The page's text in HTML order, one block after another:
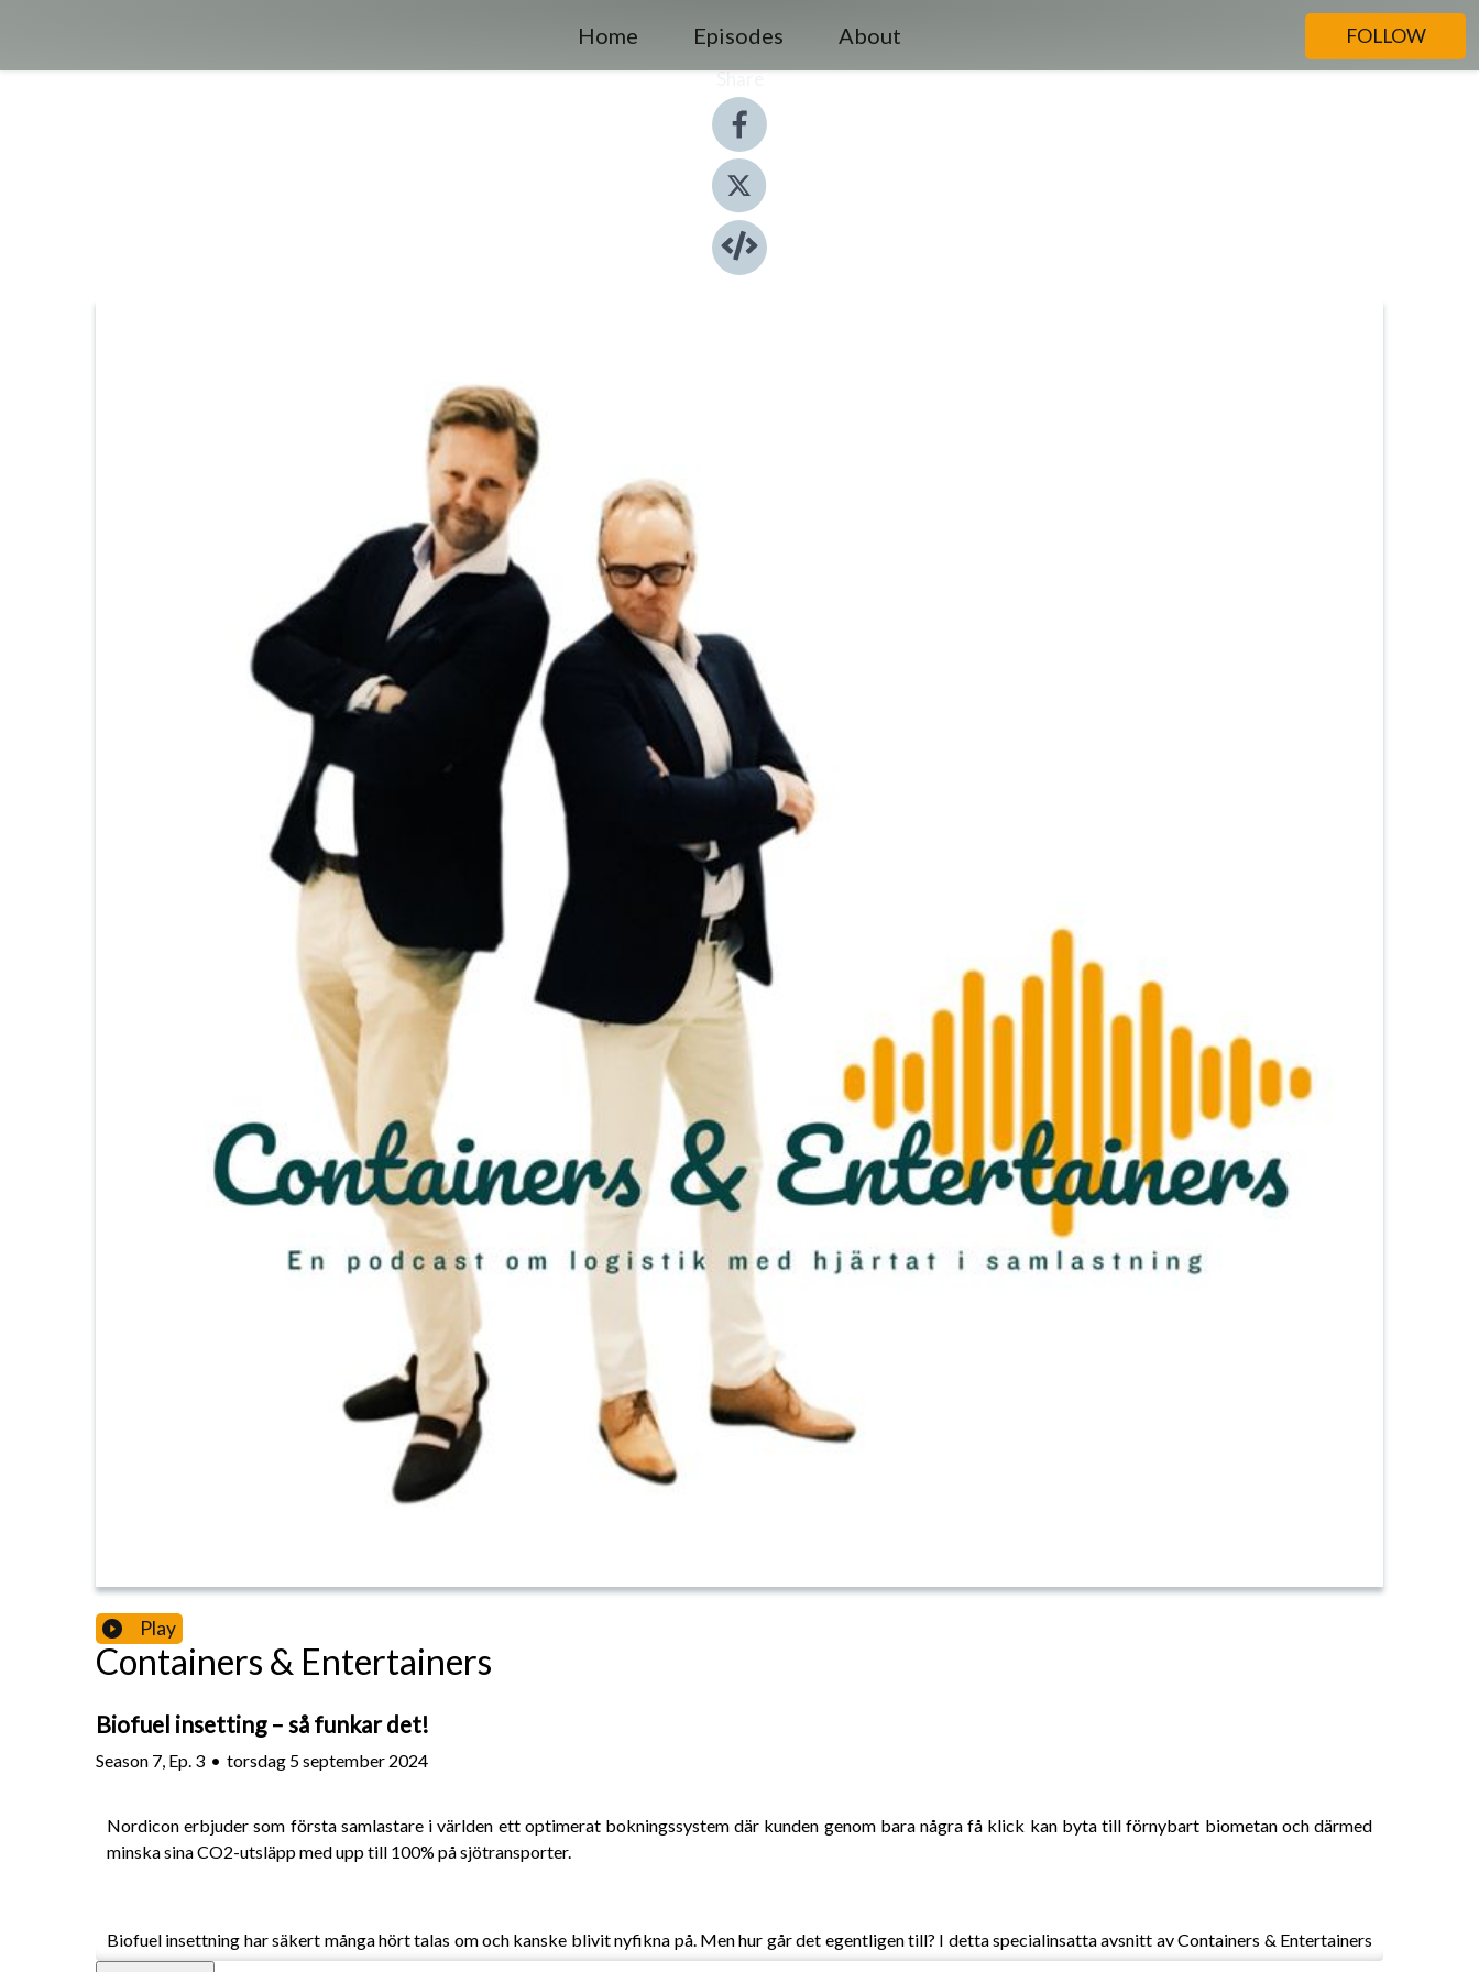
Home Episodes About
FOLLOW
Share
Play
Containers & Entertainers
Biofuel insetting – så funkar det!
Season 7 Ep. 3 • torsdag 5 september 2024
Nordicon erbjuder som första samlastare i världen ett optimerat bokningssystem där kunden genom bara några få klick kan byta till förnybart biometan och därmed
minska sina CO2-utsläpp med upp till 100% på sjötransporter.
Biofuel insettning har säkert många hört talas om och kanske blivit nyfikna på. Men hur går det egentligen till? I detta specialinsatta avsnitt av Containers & Entertainers
reder vi ut begreppen på djupet. Vi går igenom skillnaden på reducering och kompensering, hur Nordicons val av biobränsle kan ha negativa utsläpp, och vad man som